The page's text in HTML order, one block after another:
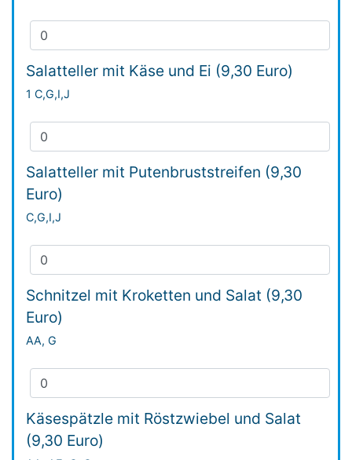
Salatteller mit Käse und Ei (9,30 Euro)
1 C,G,I,J
Salatteller mit Putenbruststreifen (9,30
Euro)
C,G,I,J
Schnitzel mit Kroketten und Salat (9,30
Euro)
AA, G
Käsespätzle mit Röstzwiebel und Salat
(9,30 Euro)